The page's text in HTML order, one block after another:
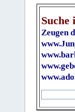
Suche
Zeugen